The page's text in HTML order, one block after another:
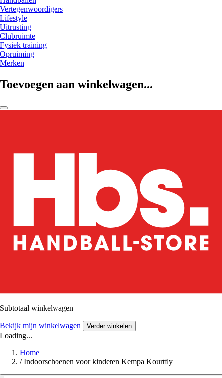
Vertegenwoordigers
Lifestyle
Uitrusting
Clubruimte
Fysiek training
Opruiming
Merken
Toevoegen aan winkelwagen...
Subtotaal winkelwagen
Bekijk mijn winkelwagen Verder winkelen
Loading...
Home
/ Indoorschoenen voor kinderen Kempa Kourtfly